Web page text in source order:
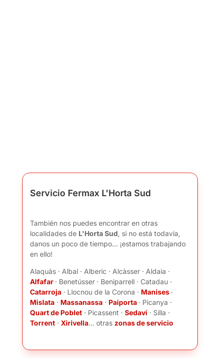
Servicio Fermax L'Horta Sud
También nos puedes encontrar en otras
localidades de L'Horta Sud, si no está todavía,
danos un poco de tiempo... ¡estamos trabajando
en ello!
Alaquàs · Albal · Alberic · Alcàsser · Aldaia ·
Alfafar · Benetússer · Beniparrell · Catadau ·
Catarroja · Llocnou de la Corona · Manises ·
Mislata· Massanassa· Paiporta · Picanya ·
Quart de Poblet· Picassent · Sedaví· Silla ·
Torrent · Xirivella... otras zonas de servicio